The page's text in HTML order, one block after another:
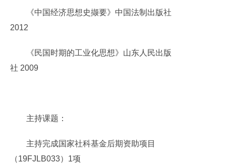
《中国经济思想史撷要》中国法制出版社
2012
《民国时期的工业化思想》山东人民出版
社 2009
主持课题：
主持完成国家社科基金后期资助项目
（19FJLB033）1项